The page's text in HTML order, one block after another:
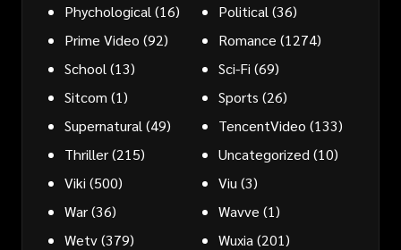
Phychological (16) Political (36)
Prime Video (92) Romance (1274)
School (13) Sci-Fi (69)
Sitcom (1) Sports (26)
Supernatural (49) TencentVideo (133)
Thriller(215) Uncategorized (10)
Viki (500) Viu (3)
War(36) Wavve (1)
Wetv(379) Wuxia (201)